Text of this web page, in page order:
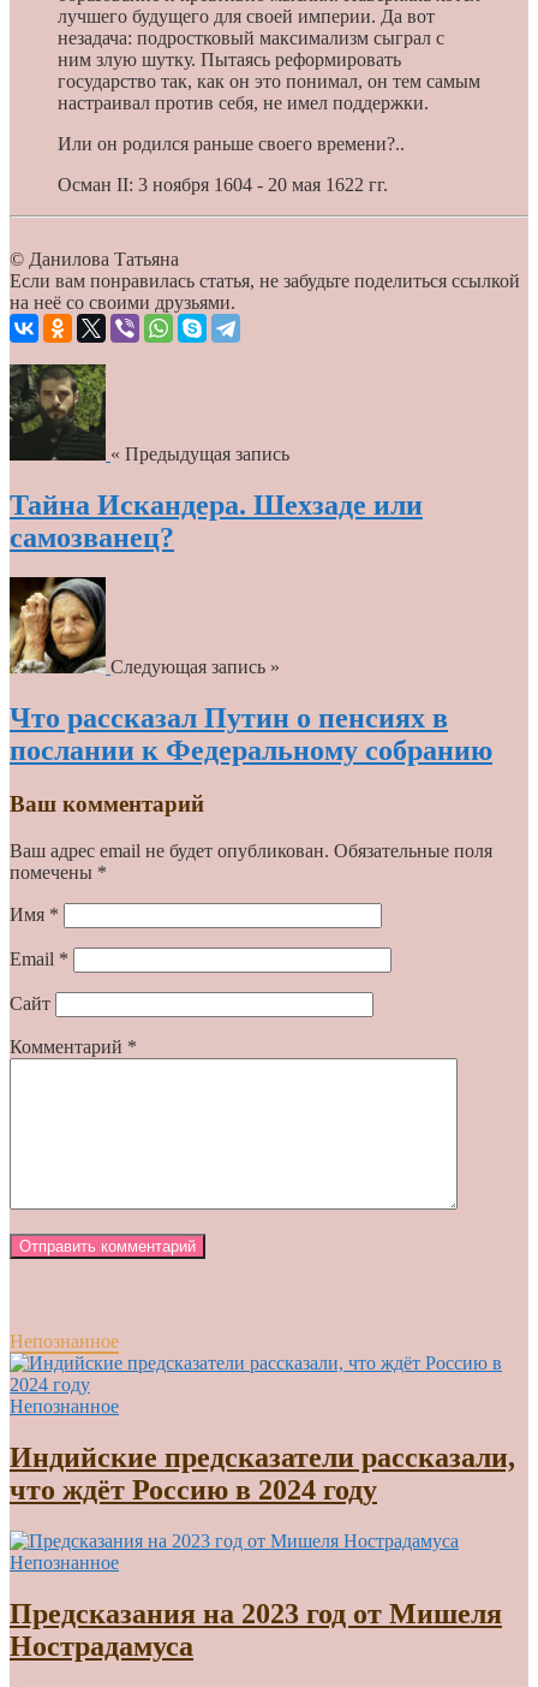
лучшего будущего для своей империи. Да вот
незадача: подростковый максимализм сыграл с
ним злую шутку. Пытаясь реформировать
государство так, как он это понимал, он тем самым
настраивал против себя, не имел поддержки.
Или он родился раньше своего времени?..
Осман II: 3 ноября 1604 - 20 мая 1622 гг.
© Данилова Татьяна
Если вам понравилась статья, не забудьте поделиться ссылкой
на неё со своими друзьями.
« Предыдущая запись
Тайна Искандера. Шехзаде или
самозванец?
Следующая запись »
Что рассказал Путин о пенсиях в
послании к Федеральному собранию
Ваш комментарий
Ваш адрес email не будет опубликован. Обязательные поля
помечены *
Имя *
Email *
Сайт
Комментарий *
Непознанное
Непознанное
Индийские предсказатели рассказали,
что ждёт Россию в 2024 году
Непознанное
Предсказания на 2023 год от Мишеля
Нострадамуса